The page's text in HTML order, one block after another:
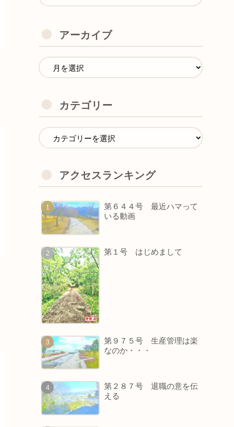
アーカイブ
カテゴリー
アクセスランキング
第６４４号 最近ハマって
いる動画
第１号 はじめまして
第９７５号 生産管理は楽
なのか・・・
第２８７号 退職の意を伝
える